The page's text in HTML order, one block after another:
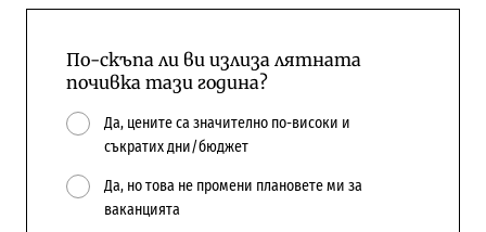
По-скъпа ли ви излиза лятната
почивка тази година?
Да, цените са значително по-високи и
съкратих дни/бюджет
Да, но това не промени плановете ми за
ваканцията